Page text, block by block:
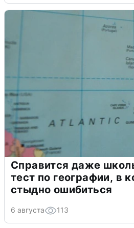
Справится даже
тест по географии, в
стыдно ошибиться
6 августа 113